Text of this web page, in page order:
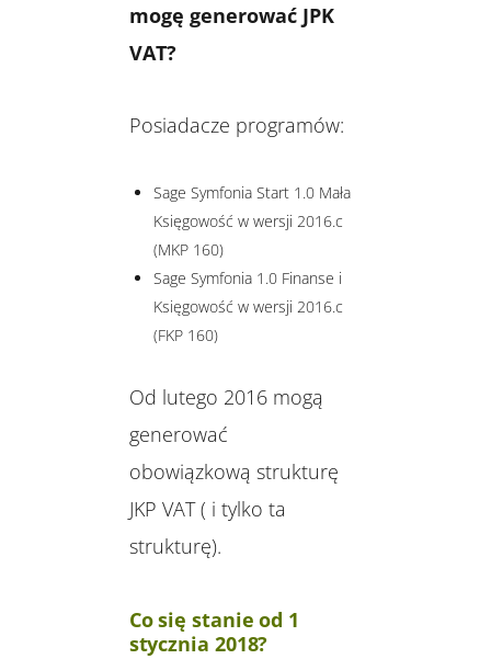
mogę generować JPK
VAT?
Posiadacze programów:
Sage Symfonia Start 1.0 Mała
Księgowość w wersji 2016.c
(MKP 160)
Sage Symfonia 1.0 Finanse i
Księgowość w wersji 2016.c
(FKP 160)
Od lutego 2016 mogą
generować
obowiązkową strukturę
JKP VAT ( i tylko ta
strukturę).
Co się stanie od 1
stycznia 2018?